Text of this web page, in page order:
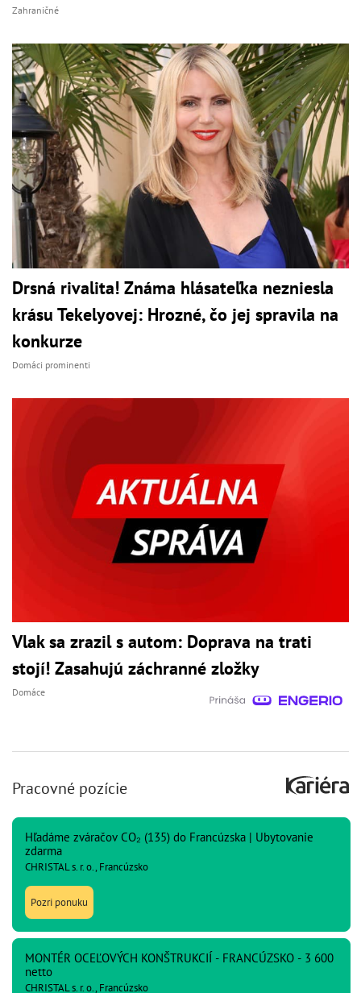
Zahraničné
Drsná rivalita! Známa hlásateľka nezniesla
krásu Tekelyovej: Hrozné, čo jej spravila na
konkurze
Domáci prominenti
Vlak sa zrazil s autom: Doprava na trati
stojí! Zasahujú záchranné zložky
Domáce
Pracovné pozície
Hľadáme zváračov CO₂ (135) do Francúzska | Ubytovanie
zdarma
CHRISTAL s. r. o., Francúzsko
Pozri ponuku
MONTÉR OCEĽOVÝCH KONŠTRUKCIÍ - FRANCÚZSKO - 3 600
netto
CHRISTAL s. r. o., Francúzsko